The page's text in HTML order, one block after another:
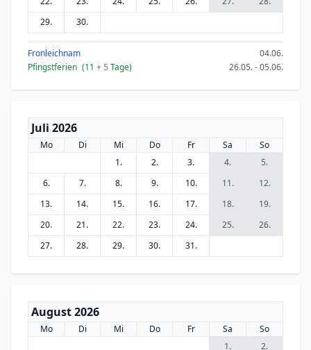
29.
30.
Fronleichnam
04.06.
Pfingstferien (11 + 5 Tage) 26.05. - 05.06.
Juli 2026
Mo Di Mi Do Fr Sa
So
1.
2. 3. 4.
5.
6.
7. 8. 9. 10. 11.
12.
13.
14. 15. 16. 17. 18.
19.
20.
21. 22. 23. 24. 25.
26.
27.
28. 29. 30. 31.
August 2026
Mo Di Mi Do Fr Sa
So
1.
2.